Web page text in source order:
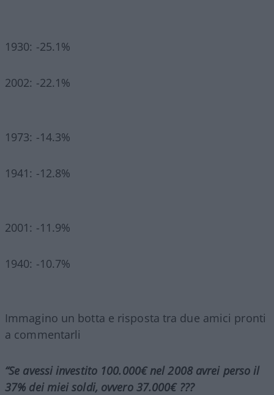
1930: -25.1%
2002: -22.1%
1973: -14.3%
1941: -12.8%
2001: -11.9%
1940: -10.7%
Immagino un botta e risposta tra due amici pronti
a commentarli
“Se avessi investito 100.000€ nel 2008 avrei perso il
37% dei miei soldi, ovvero 37.000€ ???